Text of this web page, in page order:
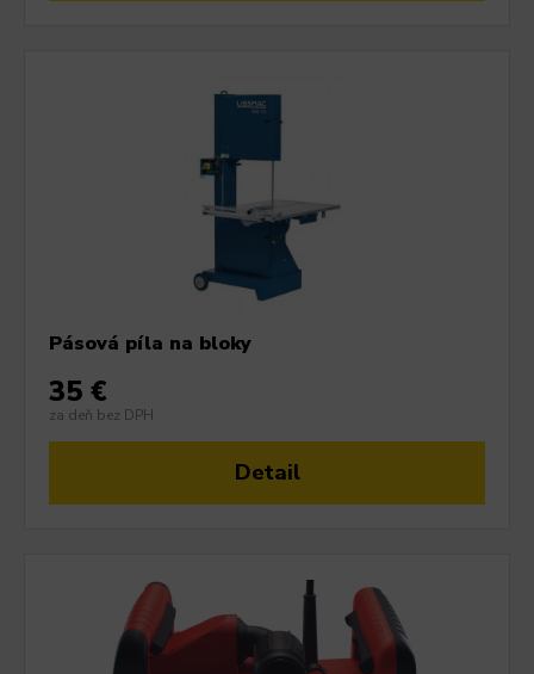
Pásová píla na bloky
35 €
za deň bez DPH
Detail